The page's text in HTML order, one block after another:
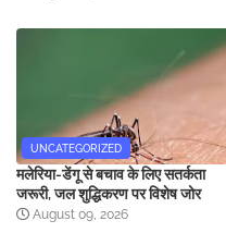
UNCATEGORIZED
मलेरिया-डेंगू से बचाव के लिए सतर्कता
जरूरी, जल शुद्धिकरण पर विशेष जोर
August 09, 2026